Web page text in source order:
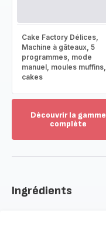
Cake Factory Délices,
Machine à gâteaux, 5
programmes, mode
manuel, moules muffins,
cakes
Découvrir la gamme
complète
gamme
Ingrédients